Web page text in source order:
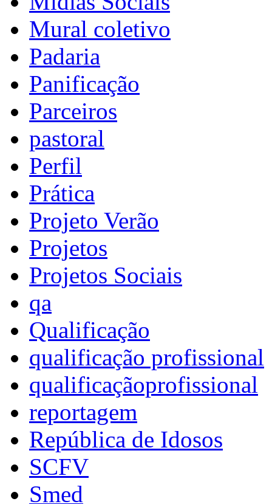
Mural coletivo
Padaria
Panificação
Parceiros
pastoral
Perfil
Prática
Projeto Verão
Projetos
Projetos Sociais
qa
Qualificação
qualificação profissional
qualificaçãoprofissional
reportagem
República de Idosos
SCFV
Smed